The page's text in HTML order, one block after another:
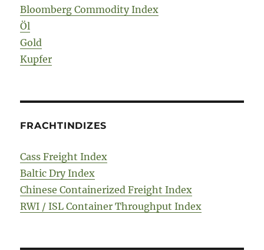
Bloomberg Commodity Index
Öl
Gold
Kupfer
FRACHTINDIZES
Cass Freight Index
Baltic Dry Index
Chinese Containerized Freight Index
RWI / ISL Container Throughput Index